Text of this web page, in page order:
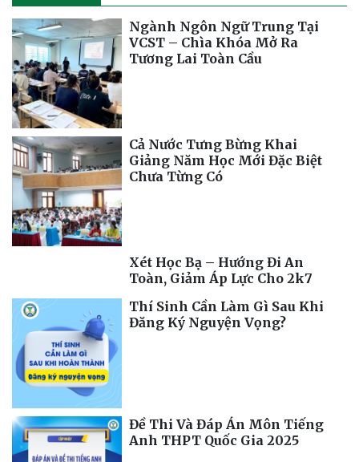
Ngành Ngôn Ngữ Trung Tại
VCST – Chìa Khóa Mở Ra
Tương Lai Toàn Cầu
Cả Nước Tưng Bừng Khai
Giảng Năm Học Mới Đặc Biệt
Chưa Từng Có
Xét Học Bạ – Hướng Đi An
Toàn, Giảm Áp Lực Cho 2k7
Thí Sinh Cần Làm Gì Sau Khi
Đăng Ký Nguyện Vọng?
Đề Thi Và Đáp Án Môn Tiếng
Anh THPT Quốc Gia 2025